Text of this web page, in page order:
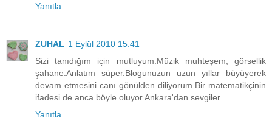
Yanıtla
ZUHAL 1 Eylül 2010 15:41
Sizi tanıdığım için mutluyum.Müzik muhteşem, görsellik
şahane.Anlatım süper.Blogunuzun uzun yıllar büyüyerek
devam etmesini canı gönülden diliyorum.Bir matematikçinin
ifadesi de anca böyle oluyor.Ankara'dan sevgiler.....
Yanıtla